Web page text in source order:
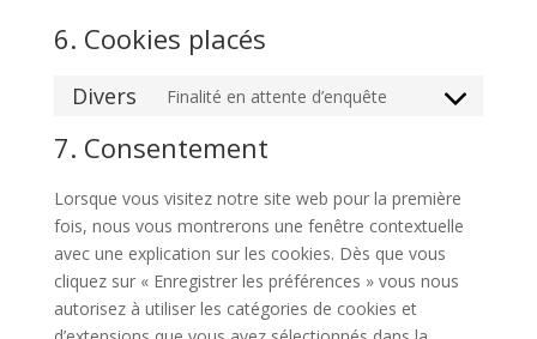
6. Cookies placés
Divers Finalité en attente d’enquête
Consent
divers
7. Consentement
Lorsque vous visitez notre site web pour la première
fois, nous vous montrerons une fenêtre contextuelle
avec une explication sur les cookies. Dès que vous
cliquez sur « Enregistrer les préférences » vous nous
autorisez à utiliser les catégories de cookies et